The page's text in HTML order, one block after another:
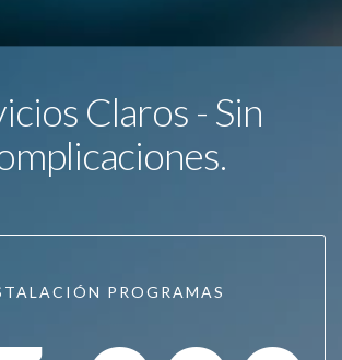
Claros - Sin
PROGRAMAS